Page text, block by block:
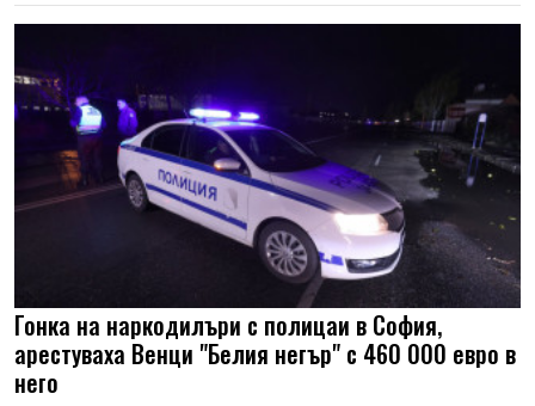
Гонка на наркодилъри с полицаи в София,
арестуваха Венци "Белия негър" с 460 000 евро в
него